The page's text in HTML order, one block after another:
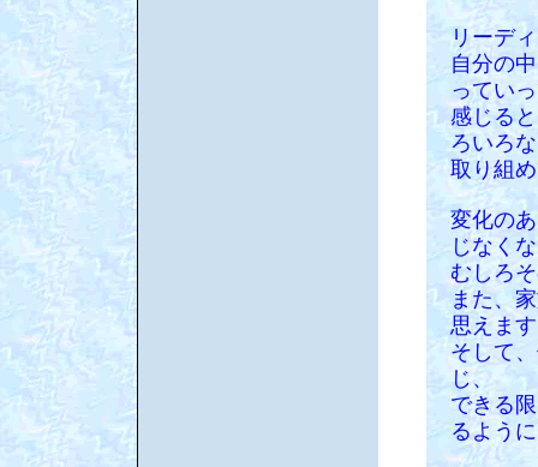
リーデ
自分の
ってい
感じる
ろいろ
取り組
変化の
じなく
むしろ
また、
思えま
そして
じ、
できる
るよう